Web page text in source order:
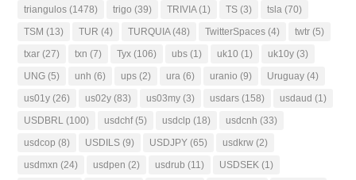
triangulos (1478) trigo (39) TRIVIA(1) TS (3) tsla (70)
TSM (13) TUR (4) TURQUIA(48) TwitterSpaces (4) twtr (5)
txar (27) txn (7) Tyx (106) ubs (1) uk10 (1) uk10y (3)
UNG (5) unh (6) ups (2) ura (6) uranio (9) Uruguay (4)
us01y (26) us02y (83) us03my (3) usdars (158) usdaud (1)
USDBRL (100) usdchf(5) usdclp (18) usdcnh (33)
usdcop (8) USDILS (9) USDJPY (65) usdkrw (2)
usdmxn (24) usdpen (2) usdrub (11) USDSEK (1)